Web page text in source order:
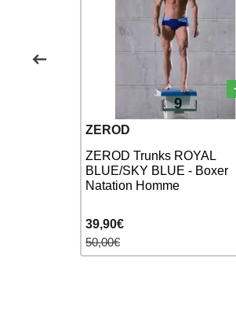
ZEROD
ZEROD Trunks ROYAL
BLUE/SKY BLUE - Boxer
Natation Homme
39,90€
50,00€